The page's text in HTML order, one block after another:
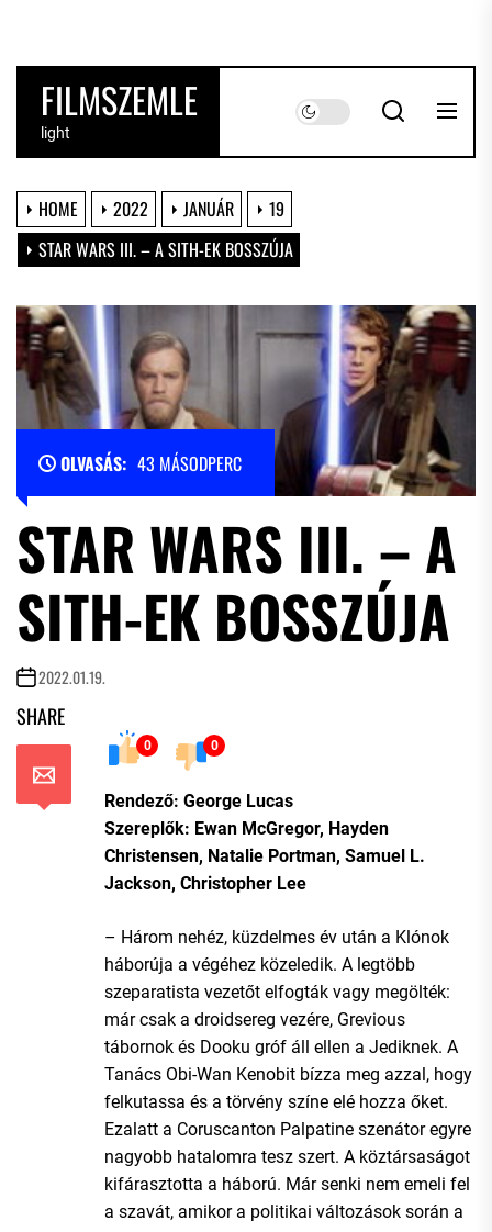
the
contentFILMSZEMLE
light
HOME 2022 JANUÁR
19
STAR WARS III. – A SITH-EK BOSSZÚJA
OLVASÁS: 43 MÁSODPERC
STAR WARS III. – A
SITH-EK BOSSZÚJA
2022.01.19.
SHARE
0 0
Rendező: George Lucas
Szereplők: Ewan McGregor, Hayden
Christensen, Natalie Portman, Samuel L.
Jackson, Christopher Lee
– Három nehéz, küzdelmes év után a Klónok
háborúja a végéhez közeledik. A legtöbb
szeparatista vezetőt elfogták vagy megölték:
már csak a droidsereg vezére, Grevious
tábornok és Dooku gróf áll ellen a Jediknek. A
Tanács Obi-Wan Kenobit bízza meg azzal, hogy
felkutassa és a törvény színe elé hozza őket.
Ezalatt a Coruscanton Palpatine szenátor egyre
nagyobb hatalomra tesz szert. A köztársaságot
kifárasztotta a háború. Már senki nem emeli fel
a szavát, amikor a politikai változások során a